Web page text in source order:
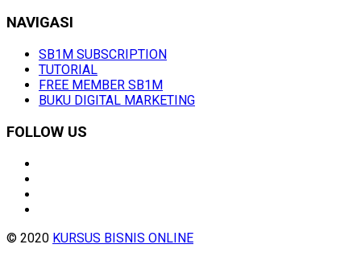
NAVIGASI
SB1M SUBSCRIPTION
TUTORIAL
FREE MEMBER SB1M
BUKU DIGITAL MARKETING
FOLLOW US
© 2020 KURSUS BISNIS ONLINE